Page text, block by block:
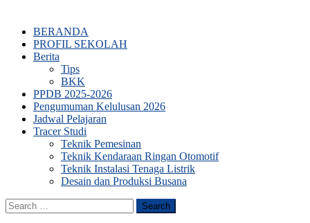
BERANDA
PROFIL SEKOLAH
Berita
Tips
BKK
PPDB 2025-2026
Pengumuman Kelulusan 2026
Jadwal Pelajaran
Tracer Studi
Teknik Pemesinan
Teknik Kendaraan Ringan Otomotif
Teknik Instalasi Tenaga Listrik
Desain dan Produksi Busana
Search
for: